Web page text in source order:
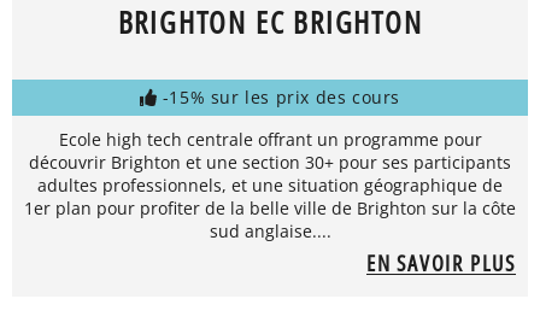
BRIGHTON EC BRIGHTON
-15% sur les prix des cours
Ecole high tech centrale offrant un programme pour
découvrir Brighton et une section 30+ pour ses participants
adultes professionnels, et une situation géographique de
1er plan pour profiter de la belle ville de Brighton sur la côte
sud anglaise....
EN SAVOIR PLUS